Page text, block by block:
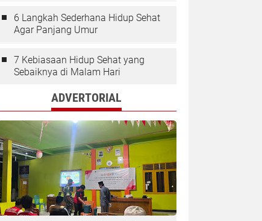
6 Langkah Sederhana Hidup Sehat
Agar Panjang Umur
7 Kebiasaan Hidup Sehat yang
Sebaiknya di Malam Hari
ADVERTORIAL